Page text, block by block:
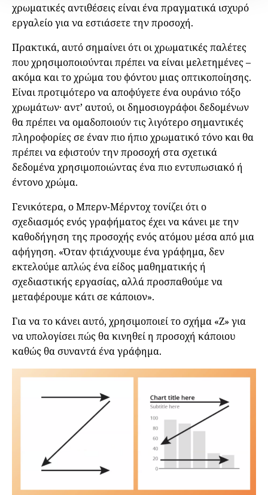
χρωματικές αντιθέσεις είναι ένα πραγματικά ισχυρό
εργαλείο για να εστιάσετε την προσοχή.
Πρακτικά, αυτό σημαίνει ότι οι χρωματικές παλέτες
που χρησιμοποιούνται πρέπει να είναι μελετημένες –
ακόμα και το χρώμα του φόντου μιας οπτικοποίησης.
Είναι προτιμότερο να αποφύγετε ένα ουράνιο τόξο
χρωμάτων· αντ’ αυτού, οι δημοσιογράφοι δεδομένων
θα πρέπει να ομαδοποιούν τις λιγότερο σημαντικές
πληροφορίες σε έναν πιο ήπιο χρωματικό τόνο και θα
πρέπει να εφιστούν την προσοχή στα σχετικά
δεδομένα χρησιμοποιώντας ένα πιο εντυπωσιακό ή
έντονο χρώμα.
Γενικότερα, ο Μπερν-Μέρντοχ τονίζει ότι ο
σχεδιασμός ενός γραφήματος έχει να κάνει με την
καθοδήγηση της προσοχής ενός ατόμου μέσα από μια
αφήγηση. «Όταν φτιάχνουμε ένα γράφημα, δεν
εκτελούμε απλώς ένα είδος μαθηματικής ή
σχεδιαστικής εργασίας, αλλά προσπαθούμε να
μεταφέρουμε κάτι σε κάποιον».
Για να το κάνει αυτό, χρησιμοποιεί το σχήμα «Ζ» για
να υπολογίσει πώς θα κινηθεί η προσοχή κάποιου
καθώς θα συναντά ένα γράφημα.